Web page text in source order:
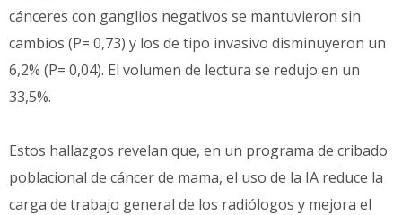
cánceres con ganglios negativos se mantuvieron sin
cambios (P= 0,73) y los de tipo invasivo disminuyeron un
6,2% (P= 0,04). El volumen de lectura se redujo en un
33,5%.
Estos hallazgos revelan que, en un programa de cribado
poblacional de cáncer de mama, el uso de la IA reduce la
carga de trabajo general de los radiólogos y mejora el